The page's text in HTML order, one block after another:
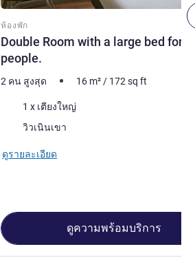
ห้องพัก
Double Room with a large bed for 2
people.
2 คน สูงสุด 16 m² / 172 sq ft
เครื่องนอน
1 x เตียงใหญ่
วิวเนินเขา
ดูรายละเอียด
ดูความพร้อมบริการ